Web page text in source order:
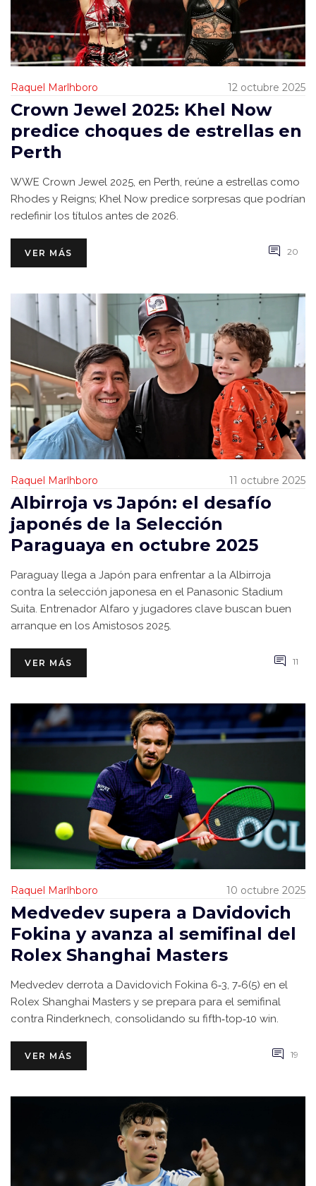
Raquel Marlhboro 12 octubre 2025
Crown Jewel 2025: Khel Now
predice choques de estrellas en
Perth
WWE Crown Jewel 2025, en Perth, reúne a estrellas como
Rhodes y Reigns; Khel Now predice sorpresas que podrían
redefinir los títulos antes de 2026.
VER MÁS 20
Raquel Marlhboro 11 octubre 2025
Albirroja vs Japón: el desafío
japonés de la Selección
Paraguaya en octubre 2025
Paraguay llega a Japón para enfrentar a la Albirroja
contra la selección japonesa en el Panasonic Stadium
Suita. Entrenador Alfaro y jugadores clave buscan buen
arranque en los Amistosos 2025.
VER MÁS 11
Raquel Marlhboro 10 octubre 2025
Medvedev supera a Davidovich
Fokina y avanza al semifinal del
Rolex Shanghai Masters
Medvedev derrota a Davidovich Fokina 6‑3, 7‑6(5) en el
Rolex Shanghai Masters y se prepara para el semifinal
contra Rinderknech, consolidando su fifth‑top‑10 win.
VER MÁS 19